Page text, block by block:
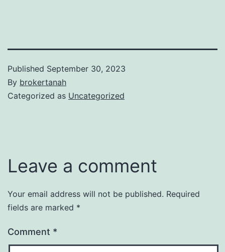
Published September 30, 2023
By brokertanah
Categorized as Uncategorized
Leave a comment
Your email address will not be published. Required
fields are marked *
Comment *